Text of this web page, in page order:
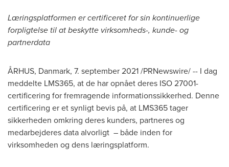
Læringsplatformen er certificeret for sin kontinuerlige
forpligtelse til at beskytte virksomheds-, kunde- og
partnerdata
ÅRHUS, Danmark, 7. september 2021/PRNewswire/ -- I dag
meddelte LMS365, at de har opnået deres ISO 27001-
certificering for fremragende informationssikkerhed. Denne
certificering er et synligt bevis på, at LMS365 tager
sikkerheden omkring deres kunders, partneres og
medarbejderes data alvorligt – både inden for
virksomheden og dens læringsplatform.